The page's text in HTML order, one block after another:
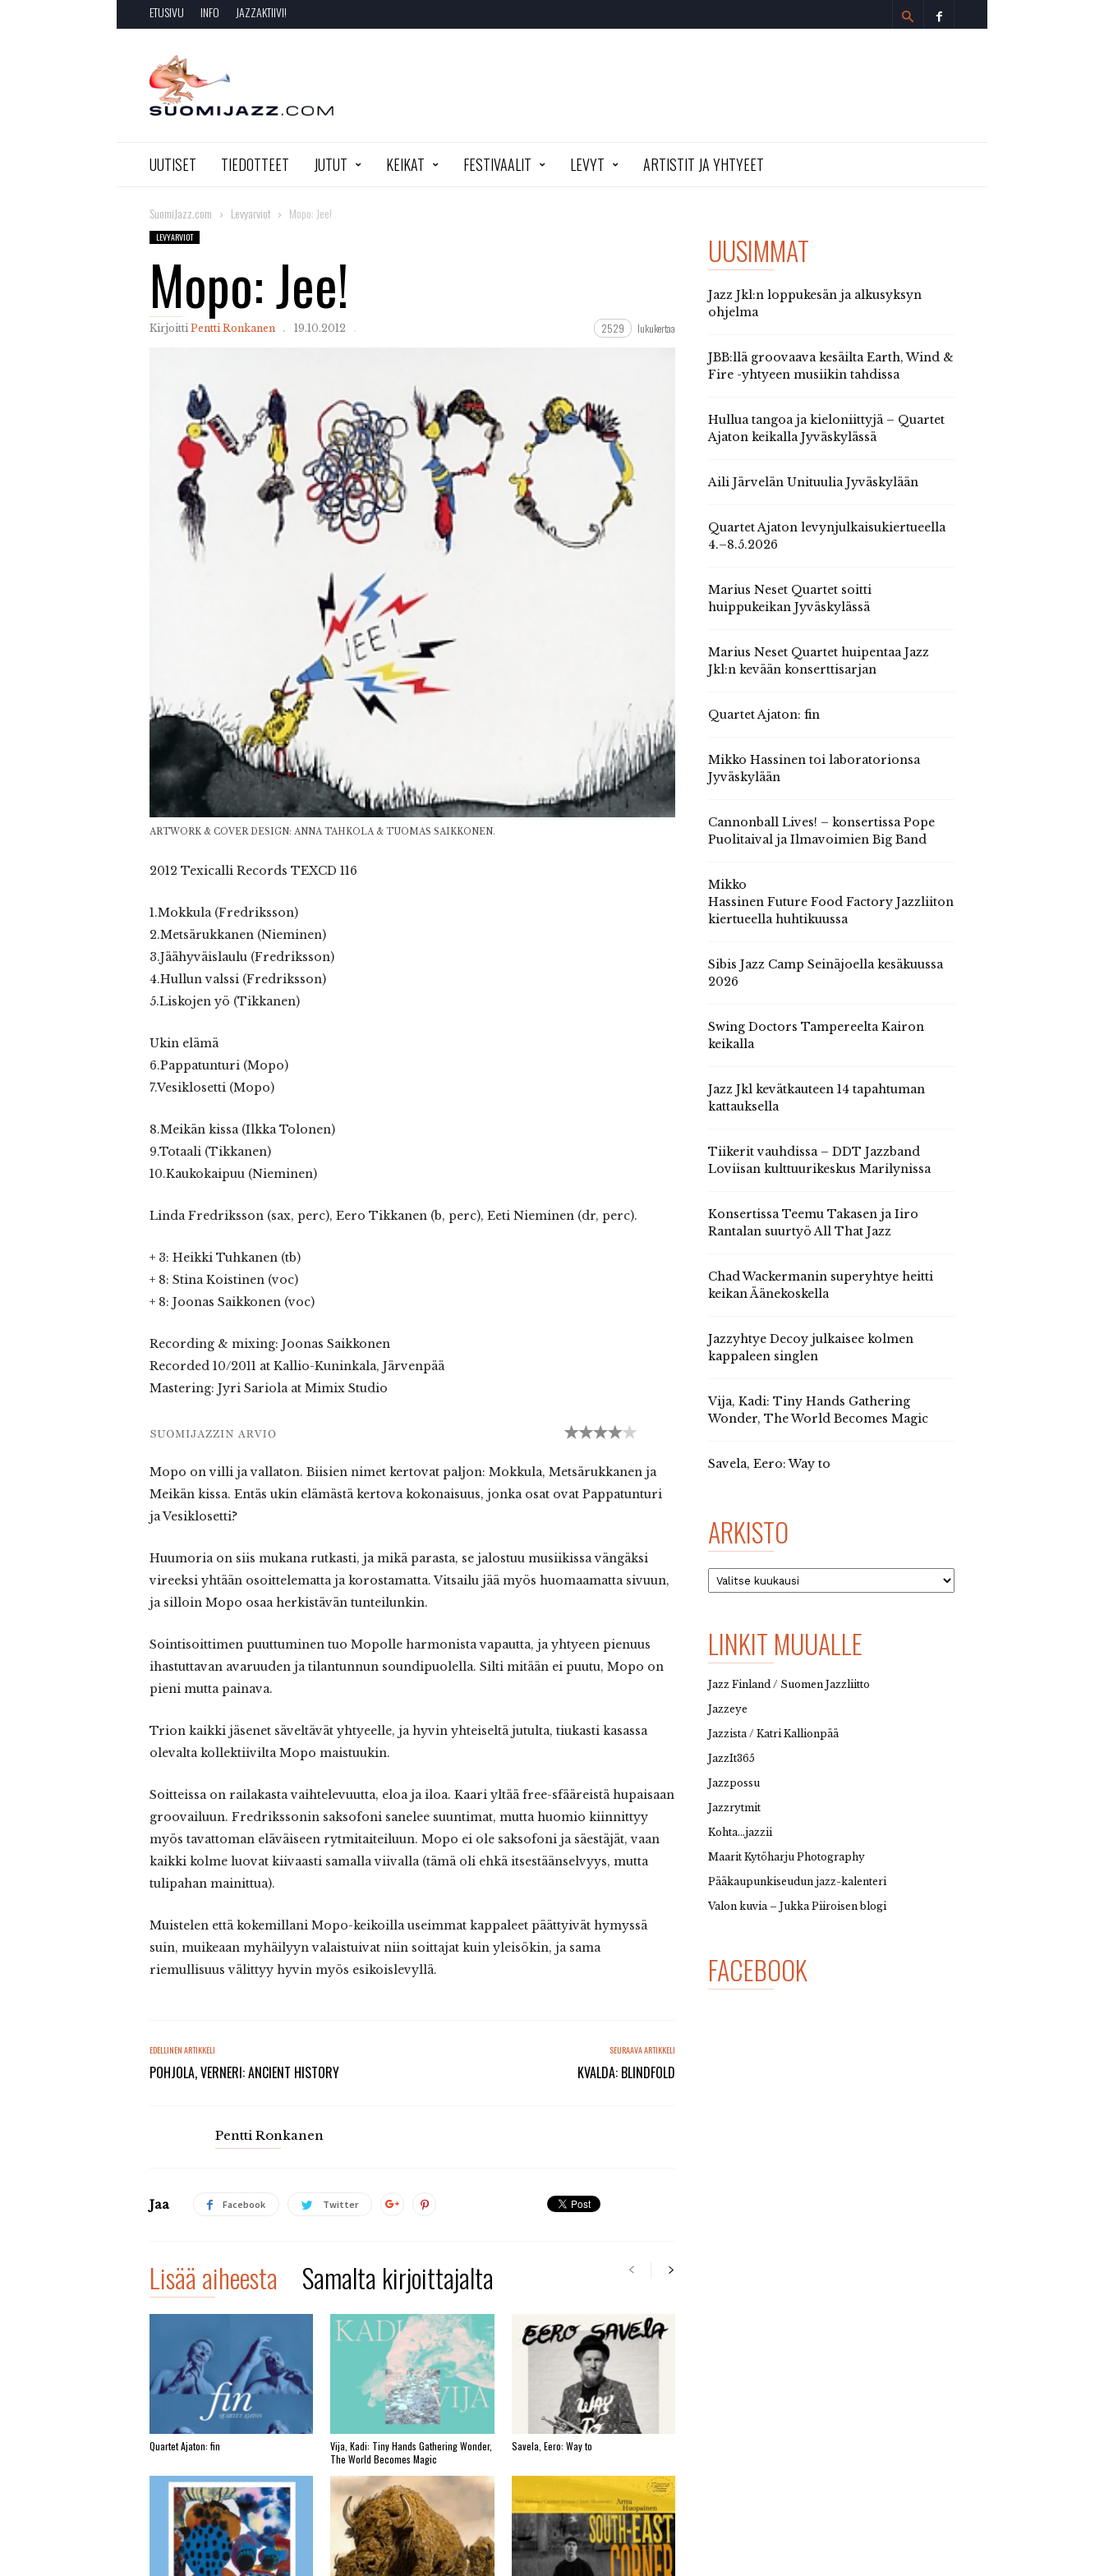
ETUSIVU INFO JAZZAKTIIVI!
SuomiJazz.com
UUTISET TIEDOTTEET JUTUT KEIKAT FESTIVAALIT LEVYT ARTISTIT JA YHTYEET
SuomiJazz.com Levyarviot Mopo: Jee!
LEVYARVIOT
Mopo: Jee!
Kirjoitti Pentti Ronkanen 19.10.2012 2529 lukukertaa
ARTWORK & COVER DESIGN: ANNA TAHKOLA & TUOMAS SAIKKONEN.
2012 Texicalli Records TEXCD 116
1.Mokkula (Fredriksson)
2.Metsärukkanen (Nieminen)
3.Jäähyväislaulu (Fredriksson)
4.Hullun valssi (Fredriksson)
5.Liskojen yö (Tikkanen)
Ukin elämä
6.Pappatunturi (Mopo)
7.Vesiklosetti (Mopo)
8.Meikän kissa (Ilkka Tolonen)
9.Totaali (Tikkanen)
10.Kaukokaipuu (Nieminen)
Linda Fredriksson (sax, perc), Eero Tikkanen (b, perc), Eeti Nieminen (dr, perc).
+ 3: Heikki Tuhkanen (tb)
+ 8: Stina Koistinen (voc)
+ 8: Joonas Saikkonen (voc)
Recording & mixing: Joonas Saikkonen
Recorded 10/2011 at Kallio-Kuninkala, Järvenpää
Mastering: Jyri Sariola at Mimix Studio
Mopo on villi ja vallaton. Biisien nimet kertovat paljon: Mokkula, Metsärukkanen ja
Meikän kissa. Entäs ukin elämästä kertova kokonaisuus, jonka osat ovat Pappatunturi
ja Vesiklosetti?
Huumoria on siis mukana rutkasti, ja mikä parasta, se jalostuu musiikissa vängäksi
vireeksi yhtään osoittelematta ja korostamatta. Vitsailu jää myös huomaamatta sivuun,
ja silloin Mopo osaa herkistävän tunteilunkin.
Sointisoittimen puuttuminen tuo Mopolle harmonista vapautta, ja yhtyeen pienuus
ihastuttavan avaruuden ja tilantunnun soundipuolella. Silti mitään ei puutu, Mopo on
pieni mutta painava.
Trion kaikki jäsenet säveltävät yhtyeelle, ja hyvin yhteiseltä jutulta, tiukasti kasassa
olevalta kollektiivilta Mopo maistuukin.
Soitteissa on railakasta vaihtelevuutta, eloa ja iloa. Kaari yltää free-sfääreistä hupaisaan
groovailuun. Fredrikssonin saksofoni sanelee suuntimat, mutta huomio kiinnittyy
myös tavattoman eläväiseen rytmitaiteiluun. Mopo ei ole saksofoni ja säestäjät, vaan
kaikki kolme luovat kiivaasti samalla viivalla (tämä oli ehkä itsestäänselvyys, mutta
tulipahan mainittua).
Muistelen että kokemillani Mopo-keikoilla useimmat kappaleet päättyivät hymyssä
suin, muikeaan myhäilyyn valaistuivat niin soittajat kuin yleisökin, ja sama
riemullisuus välittyy hyvin myös esikoislevyllä.
EDELLINEN ARTIKKELI
POHJOLA, VERNERI: ANCIENT HISTORY
SEURAAVA ARTIKKELI
KVALDA: BLINDFOLD
Pentti Ronkanen
Jaa Facebook Twitter
Lisää aiheesta Samalta kirjoittajalta
Quartet Ajaton: fin
Vija, Kadi: Tiny Hands Gathering Wonder,
The World Becomes Magic
Savela, Eero: Way to
UUSIMMAT
Jazz Jkl:n loppukesän ja alkusyksyn
ohjelma
JBB:llä groovaava kesäilta Earth, Wind &
Fire -yhtyeen musiikin tahdissa
Hullua tangoa ja kieloniittyjä – Quartet
Ajaton keikalla Jyväskylässä
Aili Järvelän Unituulia Jyväskylään
Quartet Ajaton levynjulkaisukiertueella
4.–8.5.2026
Marius Neset Quartet soitti
huippukeikan Jyväskylässä
Marius Neset Quartet huipentaa Jazz
Jkl:n kevään konserttisarjan
Quartet Ajaton: fin
Mikko Hassinen toi laboratorionsa
Jyväskylään
Cannonball Lives! – konsertissa Pope
Puolitaival ja Ilmavoimien Big Band
Mikko
Hassinen Future Food Factory Jazzliiton
kiertueella huhtikuussa
Sibis Jazz Camp Seinäjoella kesäkuussa
2026
Swing Doctors Tampereelta Kairon
keikalla
Jazz Jkl kevätkauteen 14 tapahtuman
kattauksella
Tiikerit vauhdissa – DDT Jazzband
Loviisan kulttuurikeskus Marilynissa
Konsertissa Teemu Takasen ja Iiro
Rantalan suurtyö All That Jazz
Chad Wackermanin superyhtye heitti
keikan Äänekoskella
Jazzyhtye Decoy julkaisee kolmen
kappaleen singlen
Vija, Kadi: Tiny Hands Gathering
Wonder, The World Becomes Magic
Savela, Eero: Way to
ARKISTO
Arkisto
LINKIT MUUALLE
Jazz Finland / Suomen Jazzliitto
Jazzeye
Jazzista / Katri Kallionpää
JazzIt365
Jazzpossu
Jazzrytmit
Kohta…jazzii
Maarit Kytöharju Photography
Pääkaupunkiseudun jazz-kalenteri
Valon kuvia – Jukka Piiroisen blogi
FACEBOOK